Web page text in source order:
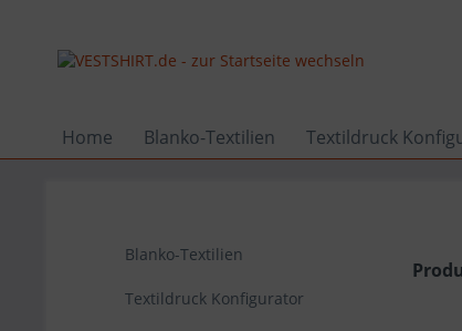
Home Blanko-Textilien Textildruck
Blanko-Textilien
Textildruck Konfigurator